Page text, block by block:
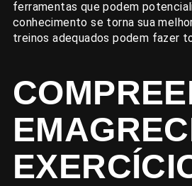
ferramentas que podem
conhecimento se torna sua
treinos adequados podem fazer